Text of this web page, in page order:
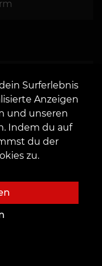
Surferlebnis
Anzeigen
und unseren
Indem du auf
du der
zu.